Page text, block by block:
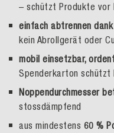
– schützt Produkte vor
einfach abtrennen
kein Abrollgerät oder
mobil einsetzbar,
Spenderkarton schützt
Noppendurchmesser
stossdämpfend
aus mindestens 60 %